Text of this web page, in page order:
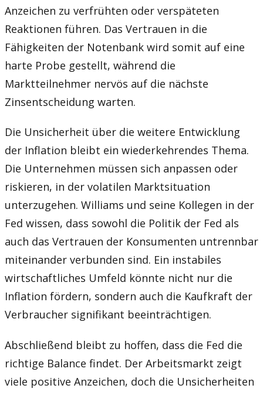
Anzeichen zu verfrühten oder verspäteten
Reaktionen führen. Das Vertrauen in die
Fähigkeiten der Notenbank wird somit auf eine
harte Probe gestellt, während die
Marktteilnehmer nervös auf die nächste
Zinsentscheidung warten.
Die Unsicherheit über die weitere Entwicklung
der Inflation bleibt ein wiederkehrendes Thema.
Die Unternehmen müssen sich anpassen oder
riskieren, in der volatilen Marktsituation
unterzugehen. Williams und seine Kollegen in der
Fed wissen, dass sowohl die Politik der Fed als
auch das Vertrauen der Konsumenten untrennbar
miteinander verbunden sind. Ein instabiles
wirtschaftliches Umfeld könnte nicht nur die
Inflation fördern, sondern auch die Kaufkraft der
Verbraucher signifikant beeinträchtigen.
Abschließend bleibt zu hoffen, dass die Fed die
richtige Balance findet. Der Arbeitsmarkt zeigt
viele positive Anzeichen, doch die Unsicherheiten